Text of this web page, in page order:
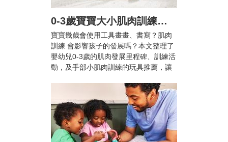
0-3歲寶寶大小肌肉訓練怎麼做？爸媽必知的肌肉發展里程碑與10+款推薦玩具
寶寶幾歲會使用工具畫畫、書寫？肌肉
訓練 會影響孩子的發展嗎？本文整理了
嬰幼兒0-3歲的肌肉發展里程碑、訓練活
動，及手部小肌肉訓練的玩具推薦，讓